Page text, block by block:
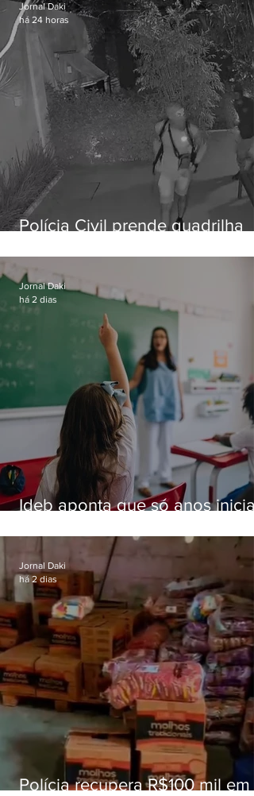
Polícia Civil prende quadrilha
residências de luxo no Rio
Jornal Daki
há 24 horas
Ideb aponta que só anos
educação
Jornal Daki
há 2 dias
Polícia recupera R$100 mil em
Jornal Daki
há 2 dias